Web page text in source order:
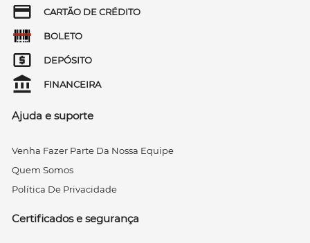
CARTÃO DE CRÉDITO
BOLETO
DEPÓSITO
FINANCEIRA
Ajuda e suporte
Venha Fazer Parte Da Nossa Equipe
Quem Somos
Política De Privacidade
Certificados e segurança